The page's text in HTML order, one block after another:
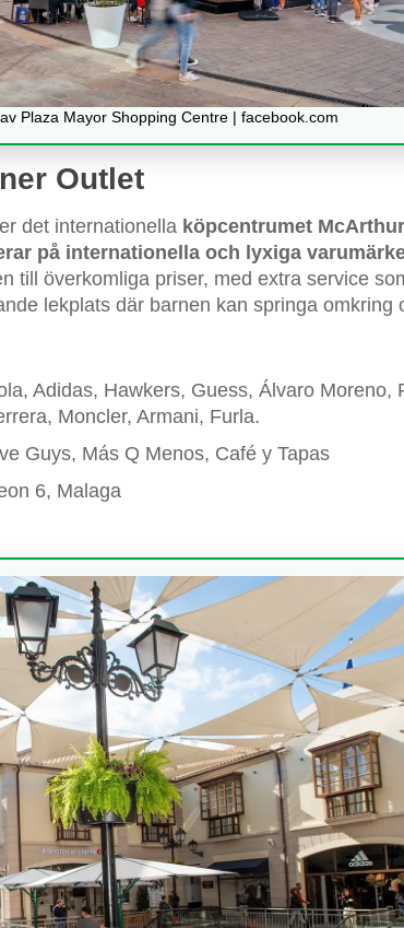
Plaza Mayor Shopping Centre | facebook.com
Outlet
det internationella köpcentrumet
på internationella och lyxiga
till överkomliga priser, med extra service
lekplats där barnen kan springa omkring
Adidas, Hawkers, Guess, Álvaro Moreno,
Moncler, Armani, Furla.
Guys, Más Q Menos, Café y Tapas
6, Malaga